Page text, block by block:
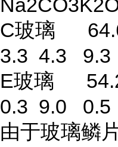
C玻璃
3.3 4.3
E玻璃
0.3 9.0
由于玻璃鳞